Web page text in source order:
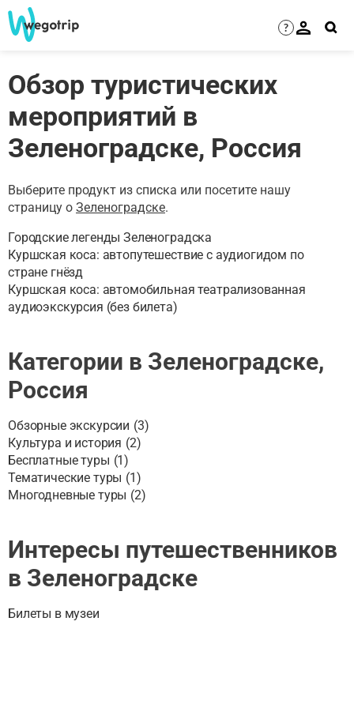
?
Обзор туристических
мероприятий в
Зеленоградске, Россия
Выберите продукт из списка или посетите нашу
страницу о Зеленоградске.
Городские легенды Зеленоградска
Куршская коса: автопутешествие с аудиогидом по
стране гнёзд
Куршская коса: автомобильная театрализованная
аудиоэкскурсия (без билета)
Категории в Зеленоградске,
Россия
Обзорные экскурсии (3)
Культура и история (2)
Бесплатные туры (1)
Тематические туры (1)
Многодневные туры (2)
Интересы путешественников
в Зеленоградске
Билеты в музеи